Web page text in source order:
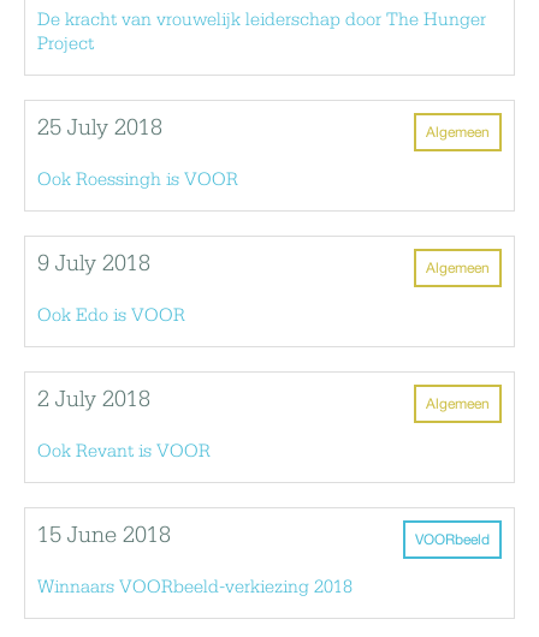
De kracht van vrouwelijk leiderschap door The Hunger
Project
Algemeen
25 July 2018
Ook Roessingh is VOOR
Algemeen
9 July 2018
Ook Edo is VOOR
Algemeen
2 July 2018
Ook Revant is VOOR
VOORbeeld
15 June 2018
Winnaars VOORbeeld-verkiezing 2018